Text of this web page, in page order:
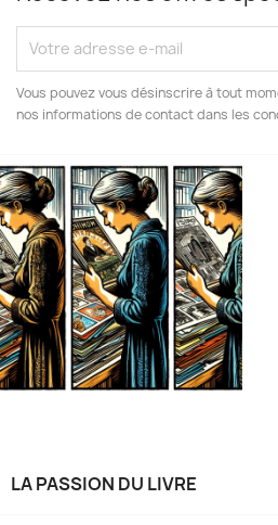
Vous pouvez vous désinscrire à tout
nos informations de contact dans les
LA PASSION DU LIVRE